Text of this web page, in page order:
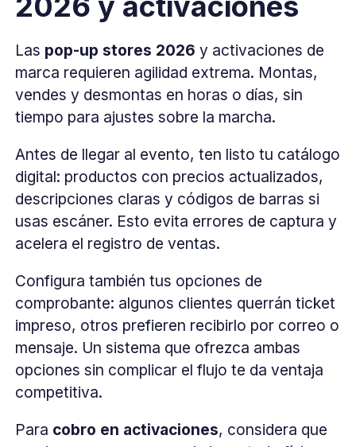
Las pop-up stores 2026 y activaciones de
marca requieren agilidad extrema. Montas,
vendes y desmontas en horas o días, sin
tiempo para ajustes sobre la marcha.
Antes de llegar al evento, ten listo tu catálogo
digital: productos con precios actualizados,
descripciones claras y códigos de barras si
usas escáner. Esto evita errores de captura y
acelera el registro de ventas.
Configura también tus opciones de
comprobante: algunos clientes querrán ticket
impreso, otros prefieren recibirlo por correo o
mensaje. Un sistema que ofrezca ambas
opciones sin complicar el flujo te da ventaja
competitiva.
Para cobro en activaciones, considera que